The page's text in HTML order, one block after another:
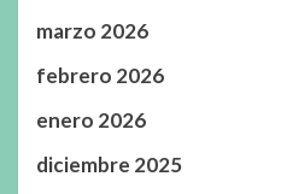
marzo 2026
febrero 2026
enero 2026
diciembre 2025